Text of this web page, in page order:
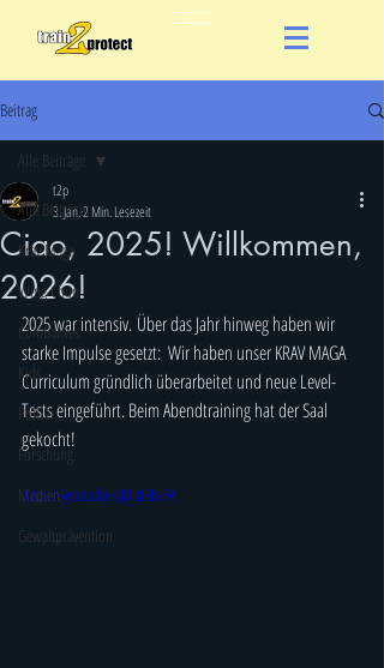
Beitrag
Alle Beiträge
Krav Maga
Wing Chun
Combatives
Kids
Polizei
Forschung
Medien
Gewaltprävention
Alle Beiträge
Ciao, 2025! Willkommen,
2026!
t2p
3. Jan.2 Min. Lesezeit
2025 war intensiv. Über das Jahr hinweg haben wir
starke Impulse gesetzt:  Wir haben unser KRAV MAGA
Curriculum gründlich überarbeitet und neue Level-
Tests eingeführt. Beim Abendtraining hat der Saal
gekocht!
https://youtu.be/zJ8jsIkN-XA